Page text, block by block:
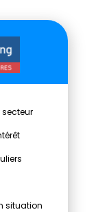
secteur
situation